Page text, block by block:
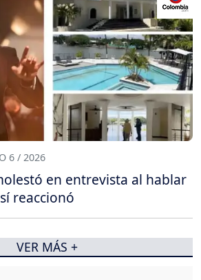
6 / 2026
en entrevista al hablar
reaccionó
VER MÁS +